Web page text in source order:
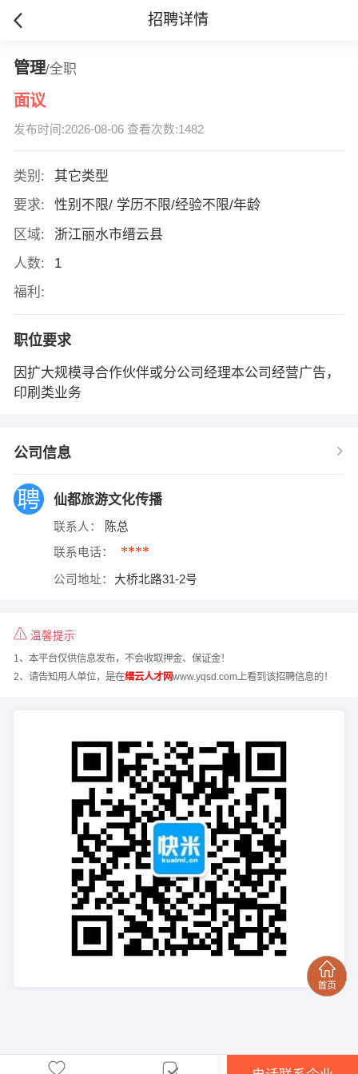
招聘详情
管理/全职
面议
发布时间:2026-08-06 查看次数:1482
类别:
其它类型
要求:
性别不限/ 学历不限/经验不限/年龄
区域:
浙江丽水市缙云县
人数:
1
福利:
职位要求
因扩大规模寻合作伙伴或分公司经理本公司经营广告，
印刷类业务
公司信息
仙都旅游文化传播
联系人： 陈总
联系电话： ****
公司地址： 大桥北路31-2号
温馨提示
1、本平台仅供信息发布，不会收取押金、保证金！
2、请告知用人单位，是在缙云人才网www.yqsd.com上看到该招聘信息的！